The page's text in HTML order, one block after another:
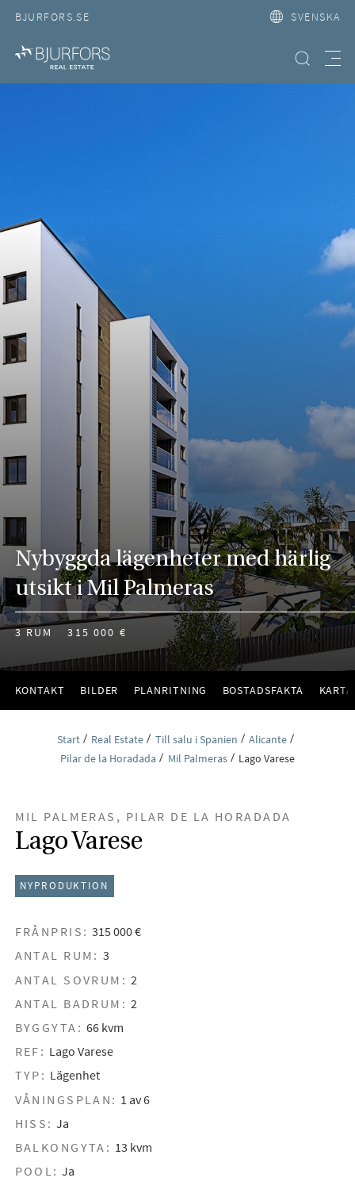
BJURFORS.SE SVENSKA
Hitta bostad
Nybyggda lägenheter med härlig
utsikt i Mil Palmeras
3 RUM 315 000 €
KONTAKT BILDER PLANRITNING BOSTADSFAKTA KARTA
Start Real Estate Till salu i Spanien
Alicante
Pilar de la Horadada
Mil Palmeras Lago Varese
MIL PALMERAS, PILAR DE LA HORADADA
Lago Varese
NYPRODUKTION
FRÅNPRIS: 315 000 €
ANTAL RUM: 3
ANTAL SOVRUM: 2
ANTAL BADRUM: 2
BYGGYTA: 66 kvm
REF: Lago Varese
TYP: Lägenhet
VÅNINGSPLAN: 1 av 6
HISS: Ja
BALKONGYTA: 13 kvm
POOL: Ja